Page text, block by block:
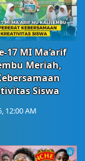
17 MI Ma’arif
Meriah,
Siswa
12:00 AM